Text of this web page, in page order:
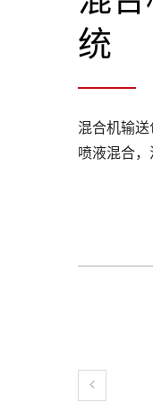
统
混合机输
喷液混合，